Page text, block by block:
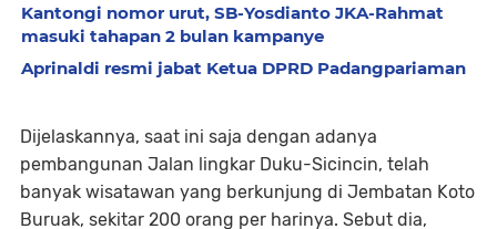
Kantongi nomor urut, SB-Yosdianto JKA-Rahmat
masuki tahapan 2 bulan kampanye
Aprinaldi resmi jabat Ketua DPRD Padangpariaman
Dijelaskannya, saat ini saja dengan adanya
pembangunan Jalan lingkar Duku-Sicincin, telah
banyak wisatawan yang berkunjung di Jembatan Koto
Buruak, sekitar 200 orang per harinya. Sebut dia,